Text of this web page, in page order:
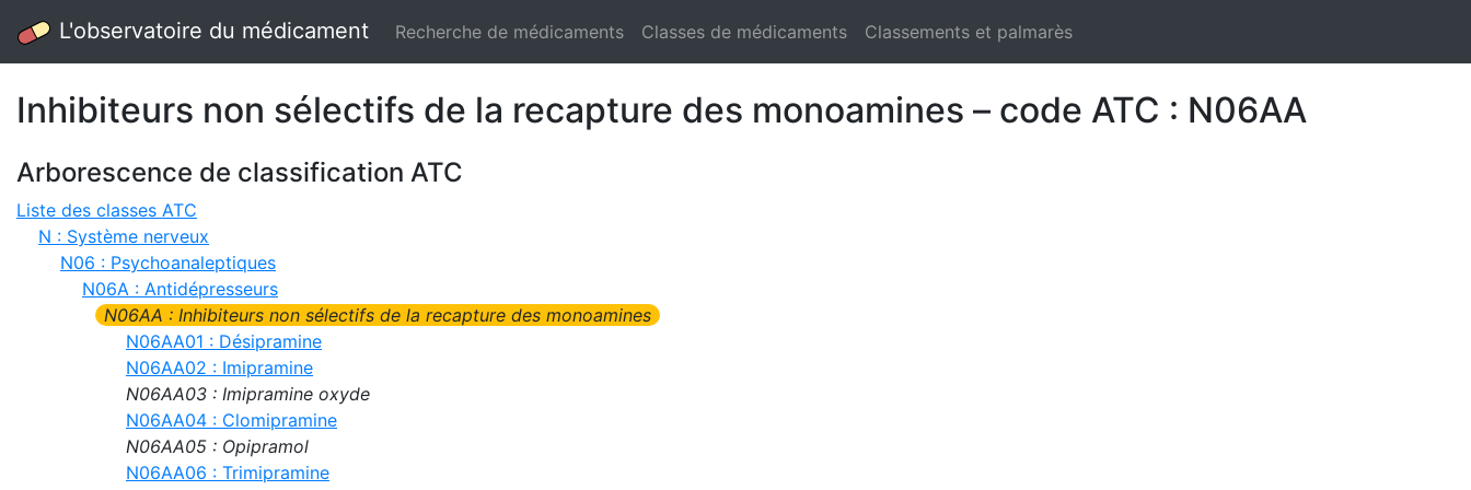
L'observatoire du médicament Recherche de médicaments Classes de médicaments Classements et palmarès
Inhibiteurs non sélectifs de la recapture des monoamines – code ATC : N06AA
Arborescence de classification ATC
Liste des classes ATC
N : Système nerveux
N06 : Psychoanaleptiques
N06A : Antidépresseurs
N06AA : Inhibiteurs non sélectifs de la recapture des monoamines
N06AA01 : Désipramine
N06AA02 : Imipramine
N06AA03 : Imipramine oxyde
N06AA04 : Clomipramine
N06AA05 : Opipramol
N06AA06 : Trimipramine